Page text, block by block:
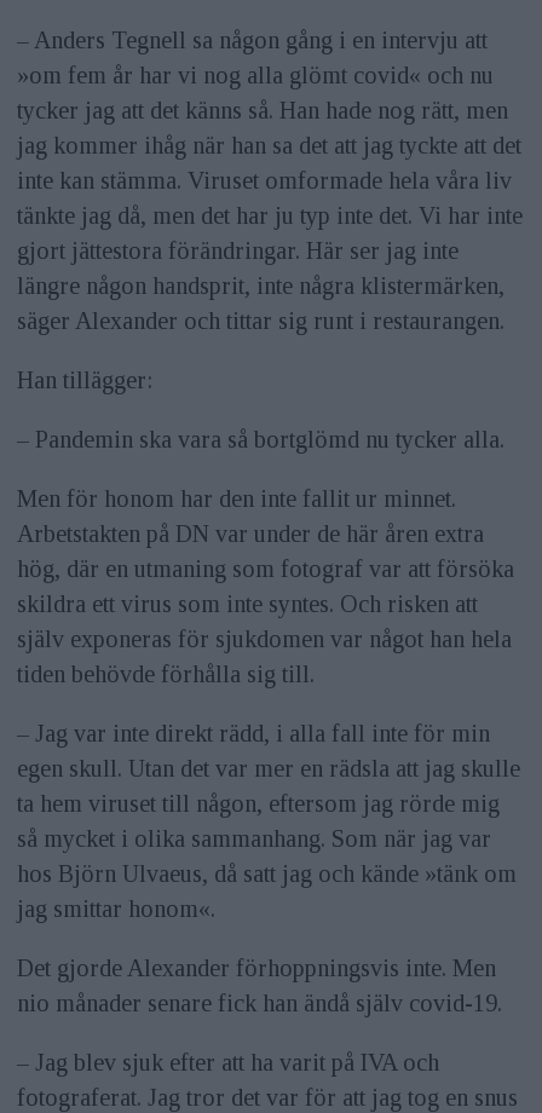
– Anders Tegnell sa någon gång i en intervju att
»om fem år har vi nog alla glömt covid« och nu
tycker jag att det känns så. Han hade nog rätt, men
jag kommer ihåg när han sa det att jag tyckte att det
inte kan stämma. Viruset omformade hela våra liv
tänkte jag då, men det har ju typ inte det. Vi har inte
gjort jättestora förändringar. Här ser jag inte
längre någon handsprit, inte några klistermärken,
säger Alexander och tittar sig runt i restaurangen.
Han tillägger:
– Pandemin ska vara så bortglömd nu tycker alla.
Men för honom har den inte fallit ur minnet.
Arbets­takten på DN var under de här åren extra
hög, där en utmaning som fotograf var att försöka
skildra ett virus som inte syntes. Och risken att
själv exponeras för sjukdomen var något han hela
tiden behövde förhålla sig till.
– Jag var inte direkt rädd, i alla fall inte för min
egen skull. Utan det var mer en rädsla att jag skulle
ta hem viruset till någon, eftersom jag rörde mig
så mycket i olika sammanhang. Som när jag var
hos Björn Ulvaeus, då satt jag och kände »tänk om
jag smittar honom«.
Det gjorde Alexander förhoppningsvis inte. Men
nio månader senare fick han ändå själv covid-19.
– Jag blev sjuk efter att ha varit på IVA och
fotograferat. Jag tror det var för att jag tog en snus